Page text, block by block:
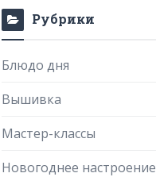
Рубрики
Блюдо дня
Вышивка
Мастер-классы
Новогоднее настроение